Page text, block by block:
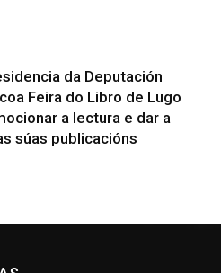
da Deputación
Feira do Libro de Lugo
a lectura e dar a
súas publicacións